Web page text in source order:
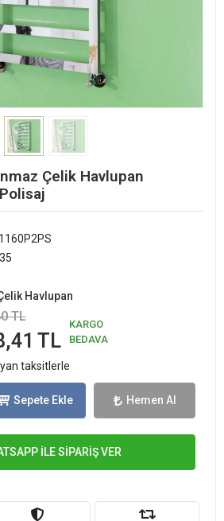
Çelik Havlupan
Havlupan
TL
TL
KARGO
BEDAVA
taksitlerle
Sepete Ekle Hemen Al
İLE SİPARİŞ VER